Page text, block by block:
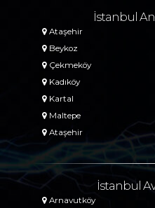
İstanbul
Ataşehir
Beykoz
Çekmeköy
Kadıköy
Kartal
Maltepe
Ataşehir
İstanbul
Arnavutköy